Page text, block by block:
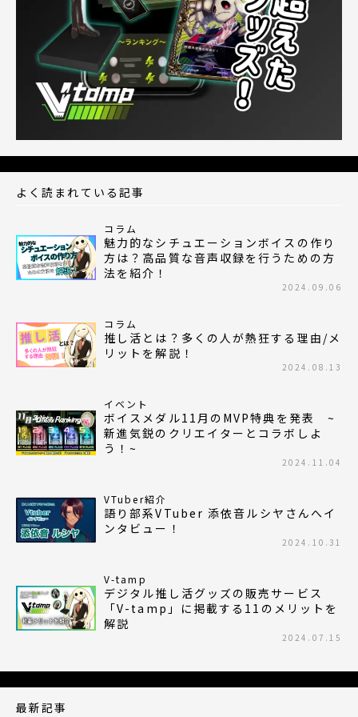
よく読まれている記事
コラム
魅力的なシチュエーションボイスの作り
方は？高品質な音声収録を行うための方
法を紹介！
2024.09.06
コラム
推し活とは？多くの人が熱狂する理由/メ
リットを解説！
2024.08.13
イベント
ボイスメダル11月のMVP特典を発表 ~
新進気鋭のクリエイターとコラボしよ
う！~
2024.11.04
VTuber紹介
語り部系VTuber 添依音ルシヤさんへイ
ンタビュー！
2024.10.31
V-tamp
デジタル推し活グッズの販売サービス
「V-tamp」に掲載する11のメリットを
解説
2024.07.15
最新記事